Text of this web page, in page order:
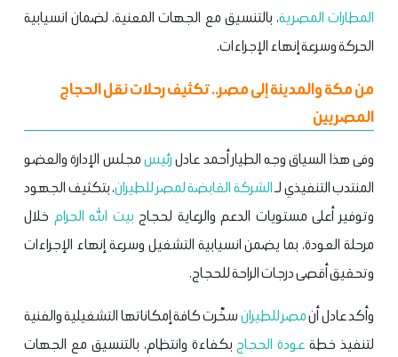
المطارات المصرية، بالتنسيق مع الجهات المعنية، لضمان انسيابية
الحركة وسرعة إنهاء الإجراءات.
من مكة والمدينة إلى مصر.. تكثيف رحلات نقل الحجاج
المصريين
وفى هذا السياق وجه الطيار أحمد عادلرئيسمجلس الإدارة والعضو
المنتدب التنفيذي لـالشركة القابضة لمصر للطيران، بتكثيف الجهود
وتوفير أعلى مستويات الدعم والرعاية لحجاج بيت الله الحرام خلال
مرحلة العودة، بما يضمن انسيابية التشغيل وسرعة إنهاء الإجراءات
وتحقيق أقصى درجات الراحة للحجاج.
وأكد عادل أنمصر للطيرانسخّرت كافة إمكاناتها التشغيلية والفنية
لتنفيذ خطة عودة الحجاج بكفاءة وانتظام، بالتنسيق مع الجهات